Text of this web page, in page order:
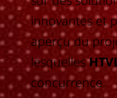
innovantes et
aperçu du
lesquelles
concurrence.